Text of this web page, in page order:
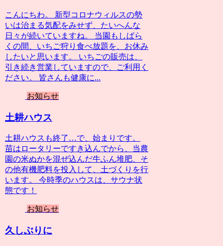
こんにちわ。 新型コロナウィルスの勢
いは治まる気配をみせず、たいへんな
日々が続いていますね。 当園もしばら
くの間、いちご狩り食べ放題を、お休み
したいと思います。 いちごの販売は、
引き続き営業していますので、ご利用く
ださい。 皆さんも健康に...
お知らせ
土耕ハウス
土耕ハウスも終了…で、始まりです。
苗はロータリーですき込んでから、当農
園の米ぬかを混ぜ込んだ牛ふん堆肥、そ
の他有機肥料を投入して、土づくりを行
います。 今時季のハウスは、サウナ状
態です！
お知らせ
久しぶりに